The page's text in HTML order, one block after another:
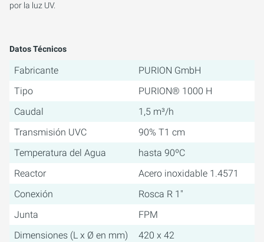
por la luz UV.
Datos Técnicos
Fabricante
PURION GmbH
Tipo
PURION® 1000 H
Caudal
1,5 m³/h
Transmisión UVC
90% T1 cm
Temperatura del Agua
hasta 90ºC
Reactor
Acero inoxidable 1.4571
Conexión
Rosca R 1"
Junta
FPM
Dimensiones (L x Ø en mm)
420 x 42